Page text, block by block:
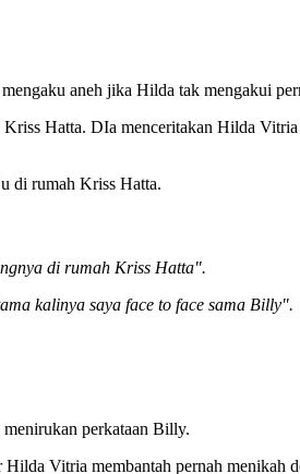
aneh jika Hilda tak mengakui
Hatta. DIa menceritakan Hilda
di rumah Kriss Hatta.
di rumah Kriss Hatta".
kalinya saya face to face sama Billy".
perkataan Billy.
Vitria membantah pernah menikah